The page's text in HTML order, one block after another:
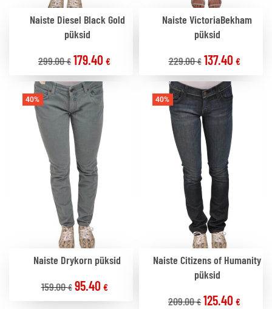
Naiste Diesel Black Gold
püksid
299.00€ 179.40 €
Naiste VictoriaBekham
püksid
229.00€ 137.40 €
40%
Naiste Drykorn püksid
159.00€ 95.40 €
40%
Naiste Citizens of Humanity
püksid
209.00€ 125.40 €